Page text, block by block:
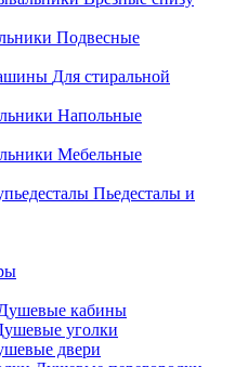
Подвесные
Для стиральной
Напольные
Мебельные
Пьедесталы и
кабины
уголки
двери